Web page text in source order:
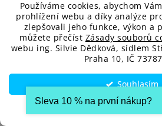
Používáme cookies, abychom
prohlížení webu a díky analýze
zlepšovali jeho funkce, výkon a
můžete přečíst Zásady souborů
webu ing. Silvie Dědková, sídlem
Praha 10, IČ
Souhlasím
Nastavení
Elegantní společenský overal
Skladem
1 710 Kč
DETAIL
Sleva 10 % na první nákup?​